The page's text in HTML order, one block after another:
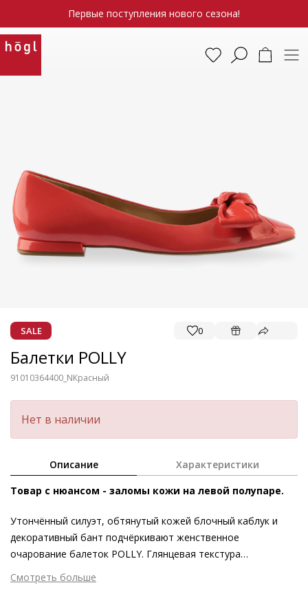
Первые поступления нового сезона!
SALE 0
Балетки POLLY
91010364400_NКрасный
Нет в наличии
Описание Характеристики
Товар с нюансом - заломы кожи на левой полупаре.
Утончённый силуэт, обтянутый кожей блочный каблук и
декоративный бант подчёркивают женственное
очарование балеток POLLY. Глянцевая текстура
пластичной кожи мерцает нежными переливами. При
производстве в Европе ключевое внимание уделяется
Смотреть больше